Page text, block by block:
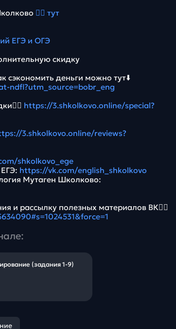
👉🏻 тут
ЕГЭ и ОГЭ
скидку
сэкономить деньги можно тут⬇️
ndfl?utm_source=bobr_eng
https://3.shkolkovo.online/special?
3.shkolkovo.online/reviews?
shkolkovo_ege
https://vk.com/english_shkolkovo
Мутаген Школково:
и рассылку полезных материалов ВК👉🏻
(задания 1-9)